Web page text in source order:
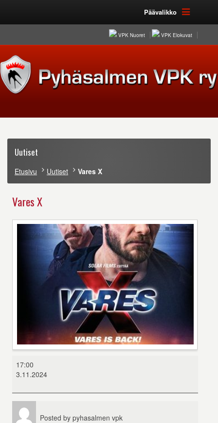
Päävalikko
VPK Nuoret VPK Elokuvat
Uutiset
Etusivu Uutiset Vares X
Vares X
17:00
3.11.2024
Posted by pyhasalmen vpk